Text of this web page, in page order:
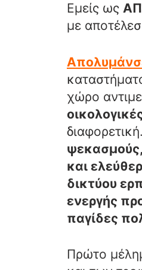
Εμείς ως
με
χώρο
και
δικτύου
ενεργής
παγίδες
Πρώτο